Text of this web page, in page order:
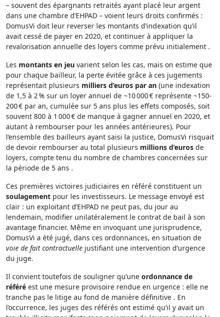
– souvent des épargnants retraités ayant placé leur argent
dans une chambre d’EHPAD – voient leurs droits confirmés :
DomusVi doit leur reverser les montants d’indexation qu’il
avait cessé de payer en 2020, et continuer à appliquer la
revalorisation annuelle des loyers comme prévu initialement .
Les montants en jeu varient selon les cas, mais on estime que
pour chaque bailleur, la perte évitée grâce à ces jugements
représentait plusieurs milliers d’euros par an (une indexation
de 1,5 à 2 % sur un loyer annuel de ~10 000 € représente ~150-
200 € par an, cumulée sur 5 ans plus les effets composés, soit
souvent 800 à 1 000 € de manque à gagner annuel en 2020, et
autant à rembourser pour les années antérieures). Pour
l’ensemble des bailleurs ayant saisi la justice, DomusVi risquait
de devoir rembourser au total plusieurs millions d’euros de
loyers, compte tenu du nombre de chambres concernées sur
la période de 5 ans .
Ces premières victoires judiciaires en référé constituent un
soulagement pour les investisseurs. Le message envoyé est
clair : un exploitant d’EHPAD ne peut pas, du jour au
lendemain, modifier unilatéralement le contrat de bail à son
avantage financier. Même en invoquant une jurisprudence,
DomusVi a été jugé, dans ces ordonnances, en situation de
voie de fait contractuelle justifiant une intervention d’urgence
du juge.
Il convient toutefois de souligner qu’une ordonnance de
référé est une mesure provisoire rendue en urgence : elle ne
tranche pas le litige au fond de manière définitive . En
l’occurrence, les juges des référés ont estimé qu’il y avait un